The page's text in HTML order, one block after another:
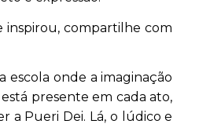
inspirou, compartilhe com
escola onde a imaginação
presente em cada ato,
a Pueri Dei. Lá, o lúdico e